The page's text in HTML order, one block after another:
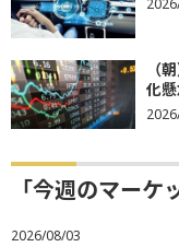
（
化
「今週のマー
2026/08/03